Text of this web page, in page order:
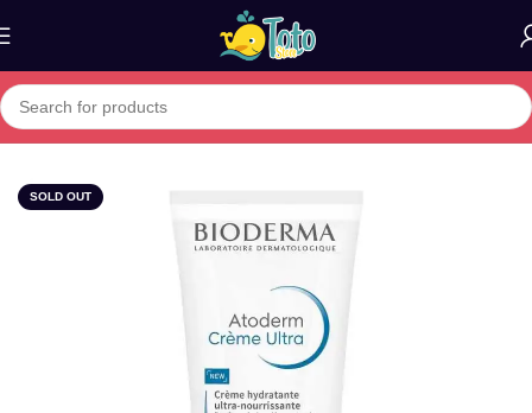
Home»Boutique»BIODERMA ATODERM CREME
SOLD OUT